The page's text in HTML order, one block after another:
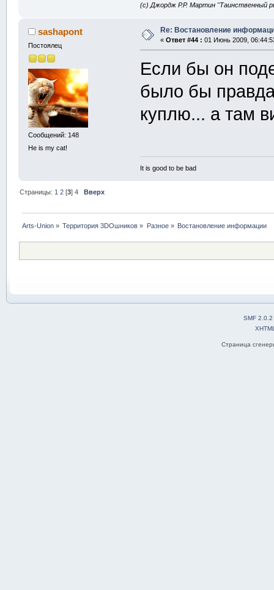
(с) Джордж Р.Р. Мартин "Таинственный
sashapont
Постоялец
Сообщений: 148
He is my cat!
Re: Востановление
« Ответ #44 : 01 Июнь 2009,
Если бы он
было бы правда
куплю... а там
It is good to be bad
Страницы: 1 2 [3]4 Вверх
Arts-Union » Территория 3DOшников » Разное» Востановление информации
SMF 2.0.2
Страница